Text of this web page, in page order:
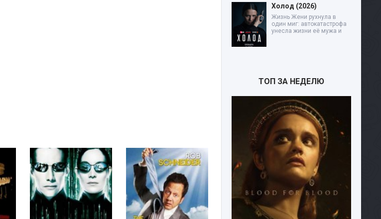
Холод (2026)
Жизнь Жени рухнула в
один миг: автокатастрофа
унесла жизни её мужа и
ТОП ЗА НЕДЕЛЮ